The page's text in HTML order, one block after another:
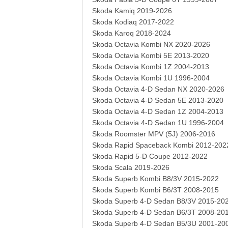
Skoda Kamiq 2019-2026
Skoda Kodiaq 2017-2022
Skoda Karoq 2018-2024
Skoda Octavia Kombi NX 2020-2026
Skoda Octavia Kombi 5E 2013-2020
Skoda Octavia Kombi 1Z 2004-2013
Skoda Octavia Kombi 1U 1996-2004
Skoda Octavia 4-D Sedan NX 2020-2026
Skoda Octavia 4-D Sedan 5E 2013-2020
Skoda Octavia 4-D Sedan 1Z 2004-2013
Skoda Octavia 4-D Sedan 1U 1996-2004
Skoda Roomster MPV (5J) 2006-2016
Skoda Rapid Spaceback Kombi 2012-
Skoda Rapid 5-D Coupe 2012-2022
Skoda Scala 2019-2026
Skoda Superb Kombi B8/3V 2015-2022
Skoda Superb Kombi B6/3T 2008-2015
Skoda Superb 4-D Sedan B8/3V 2015-
Skoda Superb 4-D Sedan B6/3T 2008-
Skoda Superb 4-D Sedan B5/3U 2001-